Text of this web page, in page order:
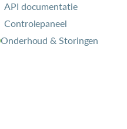
API documentatie
Controlepaneel
Onderhoud & Storingen